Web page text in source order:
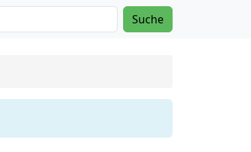
Suche